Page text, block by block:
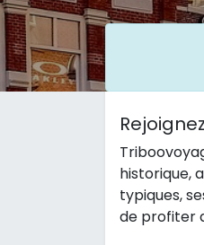
historique,
typiques,
de profiter